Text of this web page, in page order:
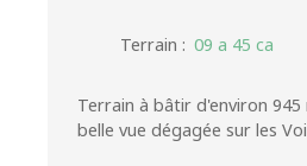
Terrain : 09 a 45 ca
Terrain à bâtir d'environ
belle vue dégagée sur les